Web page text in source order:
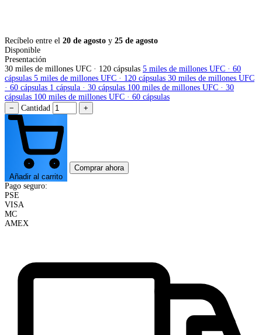
Recíbelo entre el 20 de agosto y 25 de agosto
Disponible
Presentación
30 miles de millones UFC · 120 cápsulas 5 miles de millones UFC · 60
cápsulas 5 miles de millones UFC · 120 cápsulas 30 miles de millones UFC
· 60 cápsulas 1 cápsula · 30 cápsulas 100 miles de millones UFC · 30
cápsulas 100 miles de millones UFC · 60 cápsulas
−
Cantidad +
Añadir al carrito
Comprar ahora
Pago seguro:
PSE
VISA
MC
AMEX